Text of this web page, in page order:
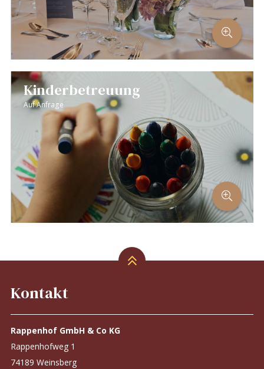
Kinderbetreuung
Auf Anfrage
Kontakt
Rappenhof GmbH & Co KG
Rappenhofweg 1
74189 Weinsberg